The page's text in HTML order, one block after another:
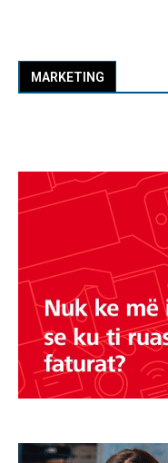
MARKETING